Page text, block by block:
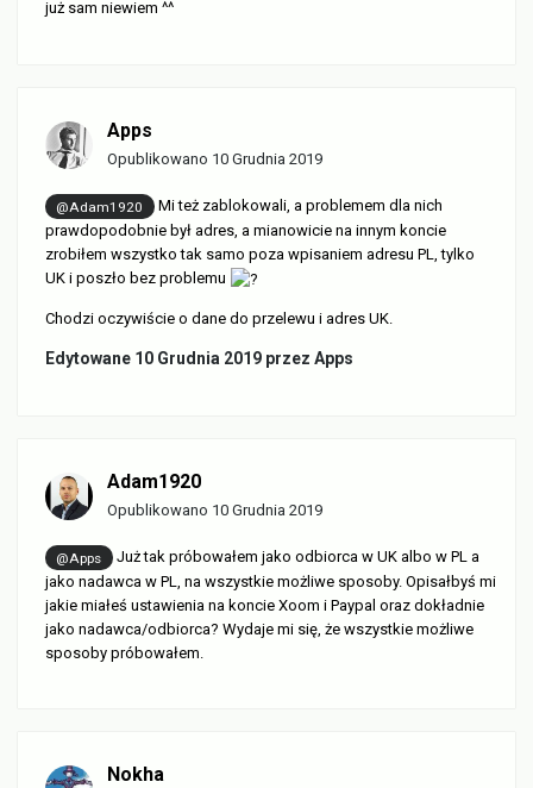
już sam niewiem ^^
Apps
Opublikowano 10 Grudnia 2019
@Adam1920
Mi też zablokowali, a problemem dla nich
prawdopodobnie był adres, a mianowicie na innym koncie
zrobiłem wszystko tak samo poza wpisaniem adresu PL, tylko
UK i poszło bez problemu
Chodzi oczywiście o dane do przelewu i adres UK.
Edytowane 10 Grudnia 2019 przez Apps
Adam1920
Opublikowano 10 Grudnia 2019
@Apps
Już tak próbowałem jako odbiorca w UK albo w PL a
jako nadawca w PL, na wszystkie możliwe sposoby. Opisałbyś mi
jakie miałeś ustawienia na koncie Xoom i Paypal oraz dokładnie
jako nadawca/odbiorca? Wydaje mi się, że wszystkie możliwe
sposoby próbowałem.
Nokha